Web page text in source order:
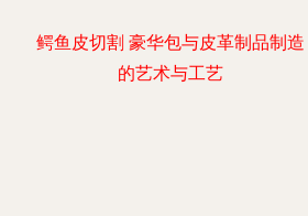
鳄鱼皮切割 豪华包与皮革制品制造
的艺术与工艺